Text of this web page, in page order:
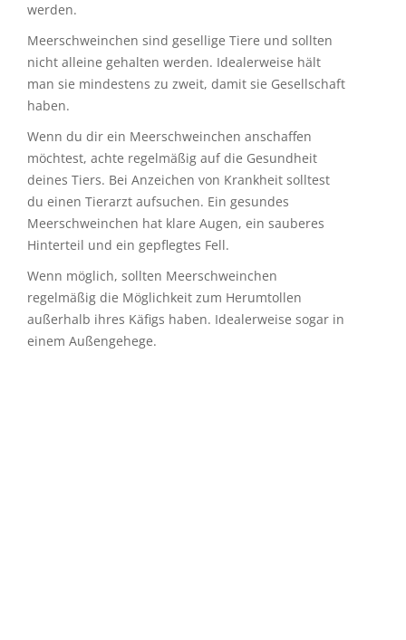
Zufriedenheit hin, besonders wenn sie gestreichelt
werden.
Meerschweinchen sind gesellige Tiere und sollten
nicht alleine gehalten werden. Idealerweise hält
man sie mindestens zu zweit, damit sie Gesellschaft
Wenn du dir ein Meerschweinchen anschaffen
möchtest, achte regelmäßig auf die Gesundheit
deines Tiers. Bei Anzeichen von Krankheit solltest
du einen Tierarzt aufsuchen. Ein gesundes
Meerschweinchen hat klare Augen, ein sauberes
Hinterteil und ein gepflegtes Fell.
Wenn möglich, sollten Meerschweinchen
regelmäßig die Möglichkeit zum Herumtollen
außerhalb ihres Käfigs haben. Idealerweise sogar in